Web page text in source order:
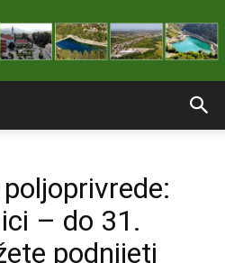
stranice
– do 31.
podnijeti